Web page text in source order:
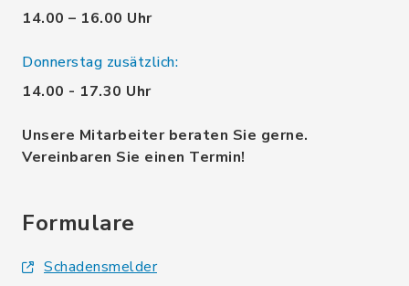
14.00 – 16.00 Uhr
Donnerstag zusätzlich:
14.00 - 17.30 Uhr
Unsere Mitarbeiter beraten Sie gerne.
Vereinbaren Sie einen Termin!
Formulare
Schadensmelder